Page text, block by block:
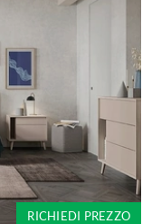
RICHIEDI PREZZO